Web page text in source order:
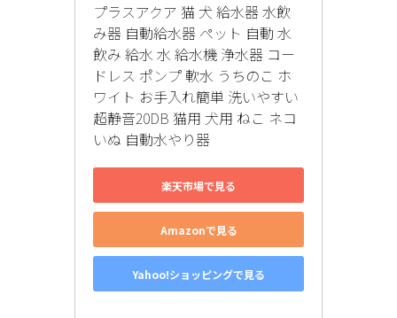
プラスアクア 猫 犬 給水器 水飲
み器 自動給水器 ペット 自動 水
飲み 給水 水 給水機 浄水器 コー
ドレス ポンプ 軟水 うちのこ ホ
ワイト お手入れ簡単 洗いやすい
超静音20DB 猫用 犬用 ねこ ネコ
いぬ 自動水やり器
楽天市場で見る
Amazonで見る
Yahoo!ショッピングで見る